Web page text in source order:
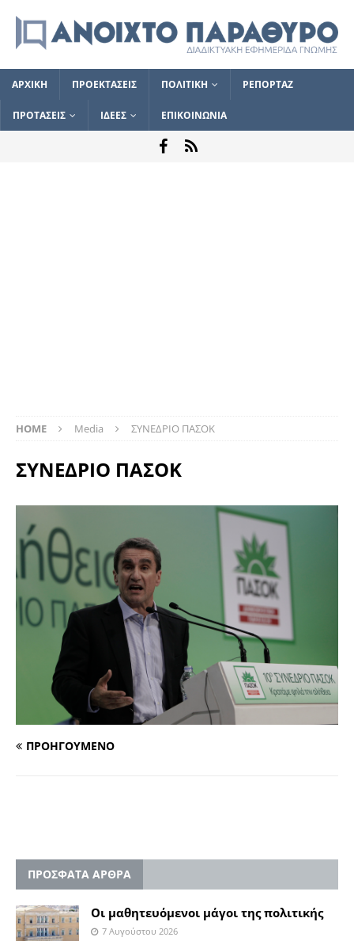
ΑΡΧΙΚΗ ΠΡΟΕΚΤΑΣΕΙΣ ΠΟΛΙΤΙΚΗ ΡΕΠΟΡΤΑΖ
ΠΡΟΤΑΣΕΙΣ ΙΔΕΕΣ ΕΠΙΚΟΙΝΩΝΙΑ
HOME Media ΣΥΝΕΔΡΙΟ ΠΑΣΟΚ
ΣΥΝΕΔΡΙΟ ΠΑΣΟΚ
ΠΡΟΗΓΟΥΜΕΝΟ
ΠΡΟΣΦΑΤΑ ΑΡΘΡΑ
Οι μαθητευόμενοι μάγοι της πολιτικής
7 Αυγούστου 2026